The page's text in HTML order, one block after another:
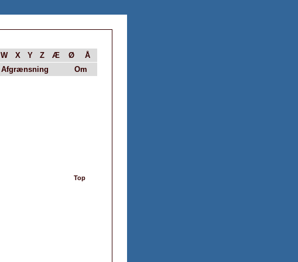
W X Y Z Æ Ø
Å
Afgrænsning Om
Top